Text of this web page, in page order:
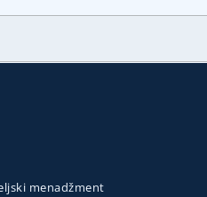
menadžment